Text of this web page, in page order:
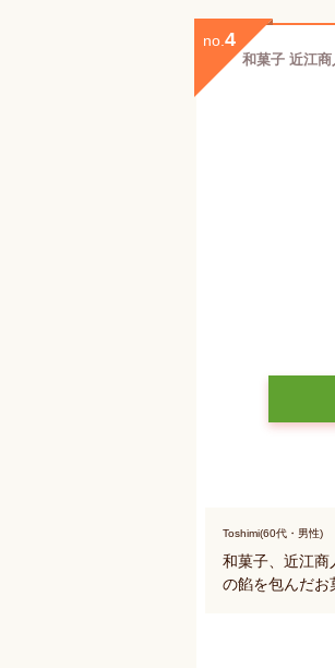
no. 4
Toshimi(60代・男性)
和菓子、近江商
の餡を包んだお